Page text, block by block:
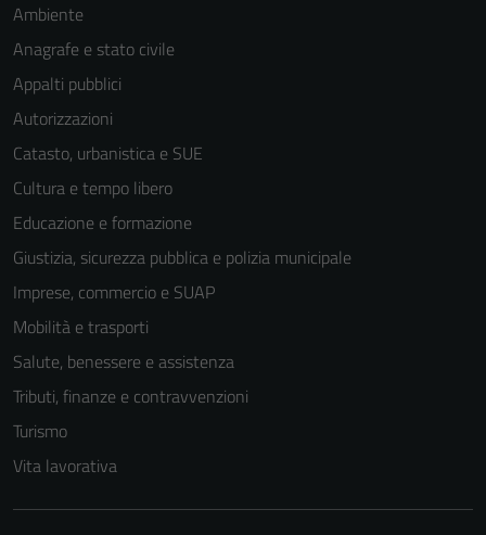
Ambiente
Anagrafe e stato civile
Appalti pubblici
Autorizzazioni
Catasto, urbanistica e SUE
Cultura e tempo libero
Educazione e formazione
Giustizia, sicurezza pubblica e polizia municipale
Imprese, commercio e SUAP
Mobilità e trasporti
Salute, benessere e assistenza
Tributi, finanze e contravvenzioni
Turismo
Vita lavorativa